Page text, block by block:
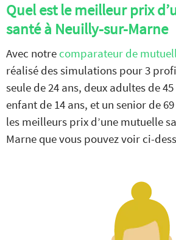
Quel est le meilleur prix
santé à Neuilly-sur-Marne
Avec notre comparateur de
réalisé des simulations pour 3
seule de 24 ans, deux adultes de
enfant de 14 ans, et un senior de
les meilleurs prix d’une mutuelle
Marne que vous pouvez voir ci-